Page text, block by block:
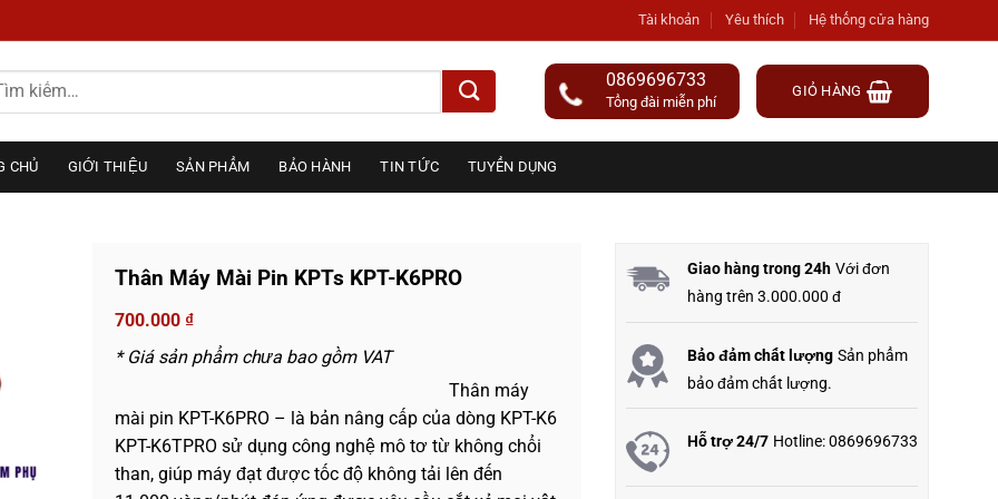
Tài khoản Yêu thích Hệ thống cửa hàng
0869696733
Tổng đài miễn phí
GIỎ HÀNG
CHỦ GIỚI THIỆU SẢN PHẨM BẢO HÀNH TIN TỨC TUYỂN DỤNG
Thân Máy Mài Pin KPTs KPT-K6PRO
700.000 ₫
* Giá sản phẩm chưa bao gồm VAT
Thân máy
mài pin KPT-K6PRO – là bản nâng cấp của dòng KPT-K6
KPT-K6TPRO sử dụng công nghệ mô tơ từ không chổi
than, giúp máy đạt được tốc độ không tải lên đến
Giao hàng trong 24h Với đơn
hàng trên 3.000.000 đ
Bảo đảm chất lượng Sản phẩm
bảo đảm chất lượng.
Hỗ trợ 24/7 Hotline: 0869696733